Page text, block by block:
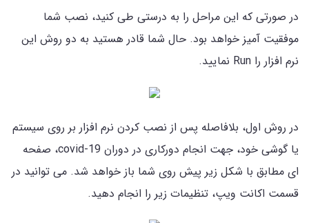
در صورتی که این مراحل را به درستی طی کنید، نصب شما
موفقیت آمیز خواهد بود. حال شما قادر هستید به دو روش این
نرم افزار را Run نمایید.
در روش اول، بلافاصله پس از نصب کردن نرم افزار بر روی سیستم
یا گوشی خود، جهت انجام دورکاری در دوران covid-19، صفحه
ای مطابق با شکل زیر پیش روی شما باز خواهد شد. می توانید در
قسمت اکانت ویپ، تنظیمات زیر را انجام دهید.